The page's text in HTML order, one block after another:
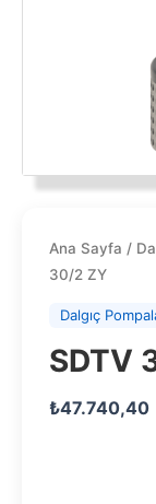
Ana Sayfa /
30/2 ZY
Dalgıç
SDTV
₺47.740,40